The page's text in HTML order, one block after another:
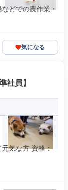
どでの農作業・
気になる
社員】
気な方 資格：